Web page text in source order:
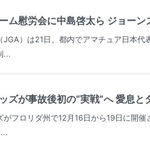
ム慰労会に中島啓太ら ジョー
JGA）は21日、都内でアマチュア日本
...
ズが事故後初の“実戦”へ 愛息
がフロリダ州で12月16日から19日に開